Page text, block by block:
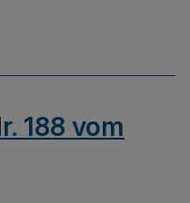
188 vom